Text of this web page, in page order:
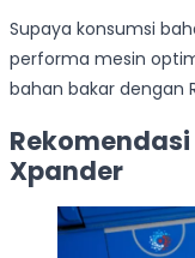
Supaya konsumsi
performa mesin
bahan bakar dengan
Xpander